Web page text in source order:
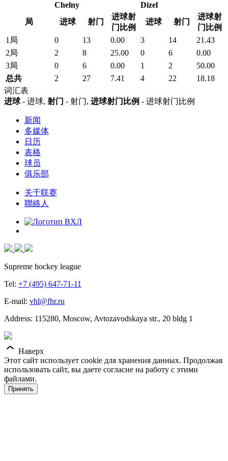
Chelny
Dizel
局
进球 射门
进球射
门比例
进球 射门
进球射
门比例
1局
0 13 0.00 3 14
21.43
2局
2 8 25.00 0 6
0.00
3局
0 6 0.00 1 2
50.00
总共
2 27 7.41 4 22
18.18
词汇表
进球- 进球, 射门 - 射门, 进球射门比例 - 进球射门比例
新闻
多媒体
日历
表格
球员
俱乐部
关于联赛
聯絡人
Supreme hockey league
Tel: +7 (495) 647-71-11
E-mail: vhl@fhr.ru
Address: 115280, Moscow, Avtozavodskaya str., 20 bldg 1
Наверх
Этот сайт использует cookie для хранения данных. Продолжая
использовать сайт, вы даете согласие на работу с этими
файлами.
Принять